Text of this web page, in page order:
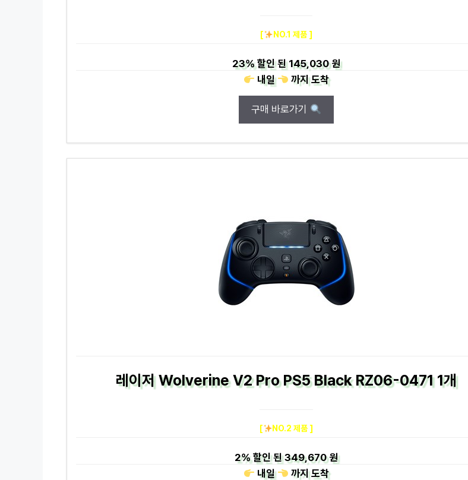
[ NO.1 제품 ]
23%할인 된145,030 원
내일
까지도착
구매 바로가기
레이저 Wolverine V2 Pro PS5 Black RZ06-0471 1개
[ NO.2 제품 ]
2%할인 된349,670 원
내일
까지도착